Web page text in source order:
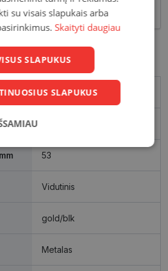
DOLCE & GABBANA
53
Vidutinis
gold/blk
Metalas
su visais slapukais arba
Skaityti daugiau
SLAPUKUS
SLAPUKUS
Statistikos
slapukai
Rinkodaros
Neklasifikuoti
slapukai